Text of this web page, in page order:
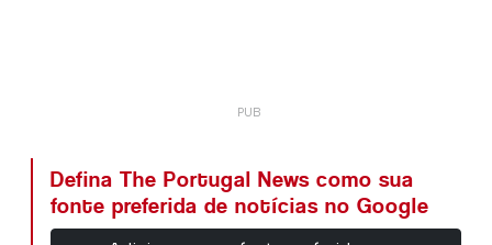
Defina The Portugal News como sua
fonte preferida de notícias no Google